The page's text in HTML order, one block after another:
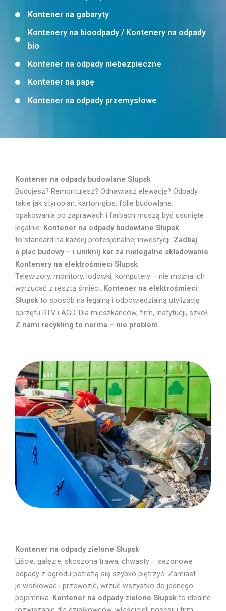
Kontener na gabaryty
Kontenery na bioodpady / Kontenery na odpady
bio
Kontener na odpady niebezpieczne
Kontener na papę
Kontener na odpady przemysłowe
Kontener na odpady budowlane Słupsk
Budujesz? Remontujesz? Odnawiasz elewację? Odpady
takie jak styropian, karton-gips, folie budowlane,
opakowania po zaprawach i farbach muszą być usunięte
legalnie. Kontener na odpady budowlane Słupsk
to standard na każdej profesjonalnej inwestycji. Zadbaj
o plac budowy – i uniknij kar za nielegalne składowanie.
Kontenery na elektrośmieci Słupsk
Telewizory, monitory, lodówki, komputery – nie można ich
wyrzucać z resztą śmieci. Kontener na elektrośmieci
Słupsk to sposób na legalną i odpowiedzialną utylizację
sprzętu RTV i AGD. Dla mieszkańców, firm, instytucji, szkół.
Z nami recykling to norma – nie problem.
Kontener na odpady zielone Słupsk
Liście, gałęzie, skoszona trawa, chwasty – sezonowe
odpady z ogrodu potrafią się szybko piętrzyć. Zamiast
je workować i przewozić, wrzuć wszystko do jednego
pojemnika. Kontener na odpady zielone Słupsk to idealne